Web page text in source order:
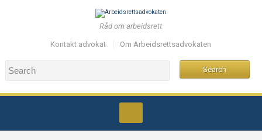
Råd om arbeidsrett
Kontakt advokat Om Arbeidsrettsadvokaten